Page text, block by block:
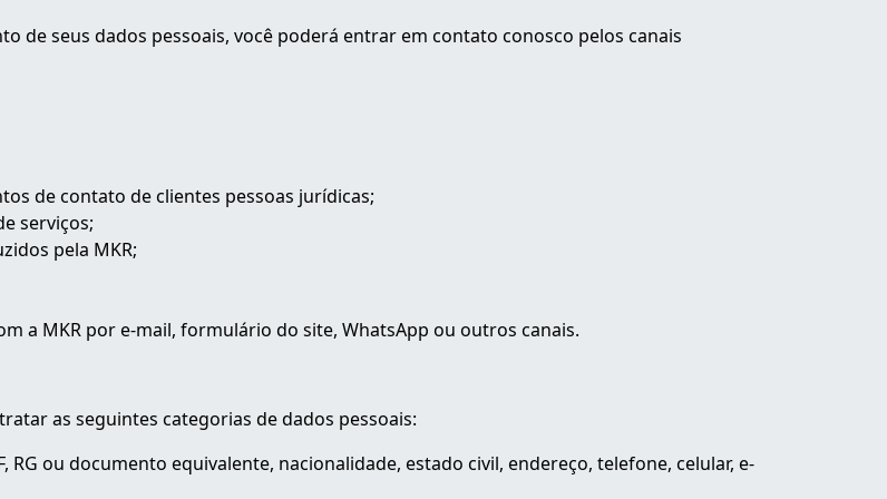
de seus dados pessoais, você poderá entrar em contato conosco pelos canais
de contato de clientes pessoas jurídicas;
serviços;
pela MKR;
a MKR por e-mail, formulário do site, WhatsApp ou outros canais.
as seguintes categorias de dados pessoais:
RG ou documento equivalente, nacionalidade, estado civil, endereço, telefone, celular, e-